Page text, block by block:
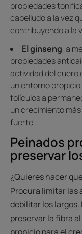
propiedades
cabelludo a la vez
contribuyendo a la
El ginseng, a
propiedades
actividad del cuero
un entorno
folículos a
un crecimiento
fuerte.
Peinados
preservar
¿Quieres hacer
Procura limitar las
debilitar los largos.
preservar la fibra